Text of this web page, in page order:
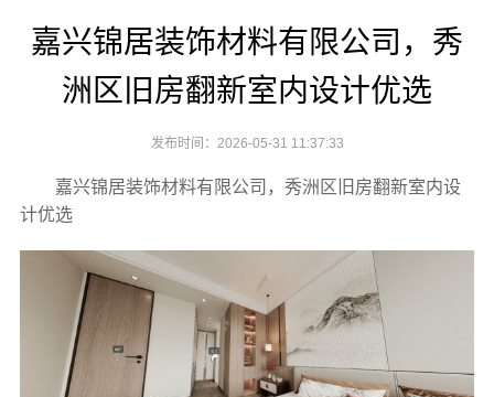
嘉兴锦居装饰材料有限公司，秀
洲区旧房翻新室内设计优选
发布时间：2026-05-31 11:37:33
嘉兴锦居装饰材料有限公司，秀洲区旧房翻新室内设
计优选